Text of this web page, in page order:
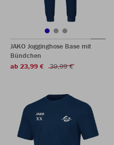
JAKO Jogginghose Base mit
Bündchen
ab 23,99 €
39,99 €